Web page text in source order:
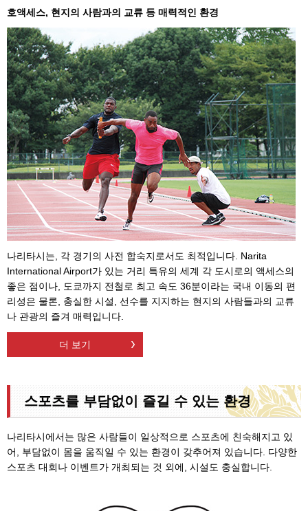
호액세스, 현지의 사람과의 교류 등 매력적인 환경
나리타시는, 각 경기의 사전 합숙지로서도 최적입니다. Narita
International Airport가 있는 거리 특유의 세계 각 도시로의 액세스의
좋은 점이나, 도쿄까지 전철로 최고 속도 36분이라는 국내 이동의 편
리성은 물론, 충실한 시설, 선수를 지지하는 현지의 사람들과의 교류
나 관광의 즐겨 매력입니다.
더 보기
스포츠를 부담없이 즐길 수 있는 환경
나리타시에서는 많은 사람들이 일상적으로 스포츠에 친숙해지고 있
어, 부담없이 몸을 움직일 수 있는 환경이 갖추어져 있습니다. 다양한
스포츠 대회나 이벤트가 개최되는 것 외에, 시설도 충실합니다.